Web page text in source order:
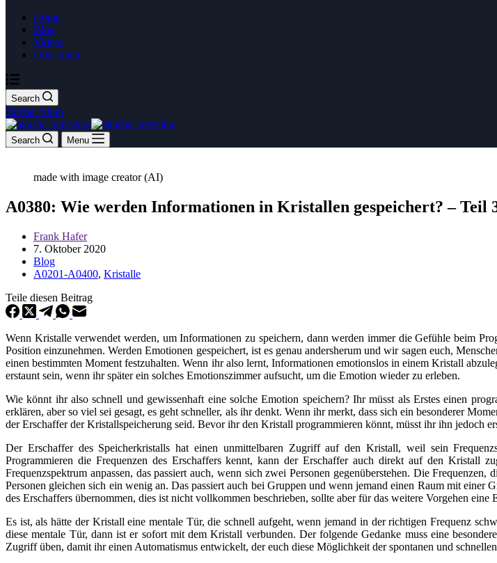
Home
Blog
Videos
Über mich
Search
Bücher Shop
Search Menu
made with image creator (AI)
A0380: Wie werden Informationen in Kristallen gespeichert? – Teil
Frank Hafer
7. Oktober 2020
Blog
A0201-A0400, Kristalle
Teile diesen Beitrag
Wenn Kristalle verwendet werden, um Informationen zu speichern, dann werden immer die Gefühle beim
Position einzunehmen. Werden Emotionen gespeichert, ist es genau andersherum und wir sagen euch,
einen bestimmten Moment festzuhalten. Wenn ihr also lernt, Informationen emotionslos in einem Kristall
erstaunt sein, wenn ihr später ein solches Emotionszimmer aufsucht, um die Emotion wieder zu erleben.
Wie könnt ihr also schnell und gewissenhaft eine solche Emotion speichern? Ihr müsst als Erstes einen
erklären, aber so viel sei gesagt, es geht schneller, als ihr denkt. Wenn ihr merkt, dass sich ein besonderer
der Erschaffer der Kristallspeicherung seid. Bevor ihr den Kristall programmieren könnt, müsst ihr ihn jedoch
Der Erschaffer des Speicherkristalls hat einen unmittelbaren Zugriff auf den Kristall, weil sein
Programmieren die Frequenzen des Erschaffers kennt, kann der Erschaffer auch direkt auf den Kristall
Frequenzspektrum anpassen, das passiert auch, wenn sich zwei Personen gegenüberstehen. Die
Personen gleichen sich ein wenig an. Das passiert auch bei Gruppen und wenn jemand einen Raum mit
des Erschaffers übernommen, dies ist nicht vollkommen beschrieben, sollte aber für das weitere Vorgehen eine
Es ist, als hätte der Kristall eine mentale Tür, die schnell aufgeht, wenn jemand in der richtigen Frequenz
diese mentale Tür, dann ist er sofort mit dem Kristall verbunden. Der folgende Gedanke muss eine
Zugriff üben, damit ihr einen Automatismus entwickelt, der euch diese Möglichkeit der spontanen und